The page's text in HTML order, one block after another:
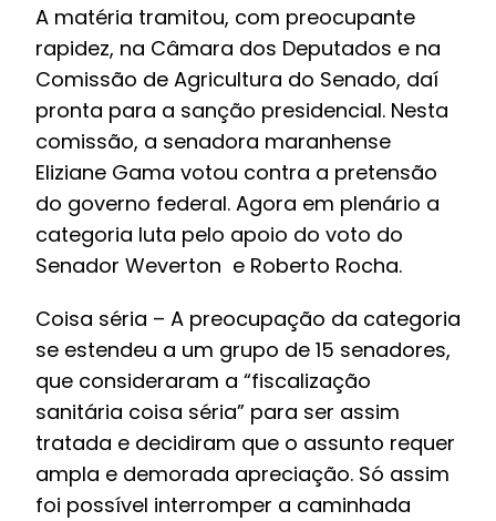
A matéria tramitou, com preocupante
rapidez, na Câmara dos Deputados e na
Comissão de Agricultura do Senado, daí
pronta para a sanção presidencial. Nesta
comissão, a senadora maranhense
Eliziane Gama votou contra a pretensão
do governo federal. Agora em plenário a
categoria luta pelo apoio do voto do
Senador Weverton e Roberto Rocha.
Coisa séria – A preocupação da categoria
se estendeu a um grupo de 15 senadores,
que consideraram a “fiscalização
sanitária coisa séria” para ser assim
tratada e decidiram que o assunto requer
ampla e demorada apreciação. Só assim
foi possível interromper a caminhada